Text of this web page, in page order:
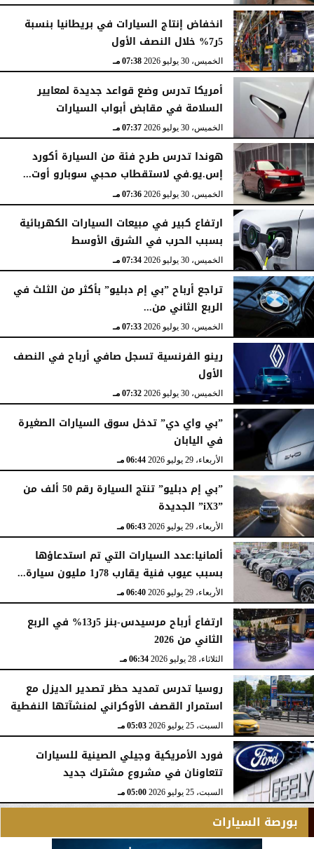
انخفاض إنتاج السيارات في بريطانيا بنسبة
5ر7% خلال النصف الأول
الخميس، 30 يوليو 2026 07:38 مـ
أمريكا تدرس وضع قواعد جديدة لمعايير
السلامة في مقابض أبواب السيارات
الخميس، 30 يوليو 2026 07:37 مـ
هوندا تدرس طرح فئة من السيارة أكورد
إس.يو.في لاستقطاب محبي سوبارو أوت...
الخميس، 30 يوليو 2026 07:36 مـ
ارتفاع كبير في مبيعات السيارات الكهربائية
بسبب الحرب في الشرق الأوسط
الخميس، 30 يوليو 2026 07:34 مـ
تراجع أرباح ”بي إم دبليو” بأكثر من الثلث في
الربع الثاني من...
الخميس، 30 يوليو 2026 07:33 مـ
رينو الفرنسية تسجل صافي أرباح في النصف
الأول
الخميس، 30 يوليو 2026 07:32 مـ
”بي واي دي” تدخل سوق السيارات الصغيرة
في اليابان
الأربعاء، 29 يوليو 2026 06:44 مـ
”بي إم دبليو” تنتج السيارة رقم 50 ألف من
”iX3” الجديدة
الأربعاء، 29 يوليو 2026 06:43 مـ
ألمانيا:عدد السيارات التي تم استدعاؤها
بسبب عيوب فنية يقارب 78ر1 مليون سيارة...
الأربعاء، 29 يوليو 2026 06:40 مـ
ارتفاع أرباح مرسيدس-بنز 5ر13% في الربع
الثاني من 2026
الثلاثاء، 28 يوليو 2026 06:34 مـ
روسيا تدرس تمديد حظر تصدير الديزل مع
استمرار القصف الأوكراني لمنشآتها النفطية
السبت، 25 يوليو 2026 05:03 مـ
فورد الأمريكية وجيلي الصينية للسيارات
تتعاونان في مشروع مشترك جديد
السبت، 25 يوليو 2026 05:00 مـ
بورصة السيارات